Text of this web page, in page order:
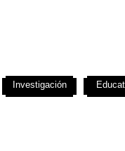
Investigación